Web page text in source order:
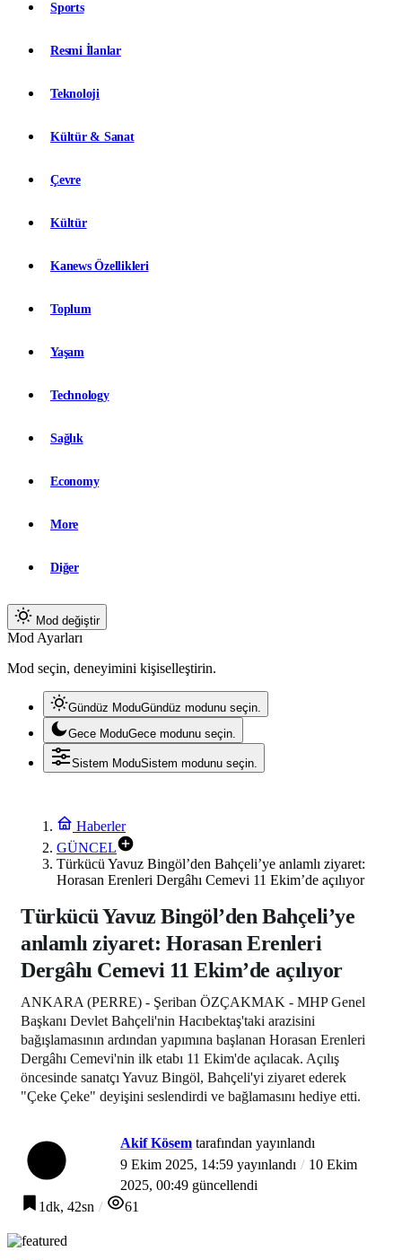
Sports
Resmi İlanlar
Teknoloji
Kültür & Sanat
Çevre
Kültür
Kanews Özellikleri
Toplum
Yaşam
Technology
Sağlık
Economy
More
Diğer
Mod değiştir
Mod Ayarları
Mod seçin, deneyimini kişiselleştirin.
Gündüz ModuGündüz modunu seçin.
Gece ModuGece modunu seçin.
Sistem ModuSistem modunu seçin.
Haberler
GÜNCEL
Türkücü Yavuz Bingöl’den Bahçeli’ye anlamlı ziyaret:
Horasan Erenleri Dergâhı Cemevi 11 Ekim’de açılıyor
Türkücü Yavuz Bingöl’den Bahçeli’ye
anlamlı ziyaret: Horasan Erenleri
Dergâhı Cemevi 11 Ekim’de açılıyor
ANKARA (PERRE) - Şeriban ÖZÇAKMAK - MHP Genel
Başkanı Devlet Bahçeli'nin Hacıbektaş'taki arazisini
bağışlamasının ardından yapımına başlanan Horasan Erenleri
Dergâhı Cemevi'nin ilk etabı 11 Ekim'de açılacak. Açılış
öncesinde sanatçı Yavuz Bingöl, Bahçeli'yi ziyaret ederek
"Çeke Çeke" deyişini seslendirdi ve bağlamasını hediye etti.
Akif Kösem tarafından yayınlandı
9 Ekim 2025, 14:59 yayınlandı
10 Ekim
2025, 00:49 güncellendi
1dk, 42sn
61